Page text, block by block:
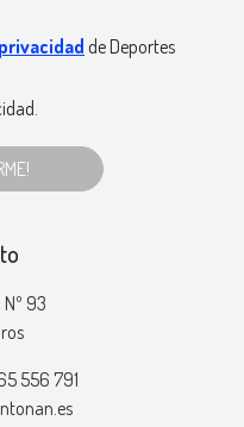
de Deportes
93
556 791